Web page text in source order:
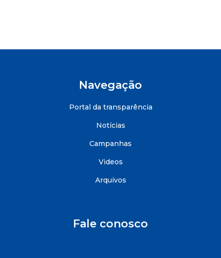
Navegação
Portal da transparência
Notícias
Campanhas
Videos
Arquivos
Fale conosco